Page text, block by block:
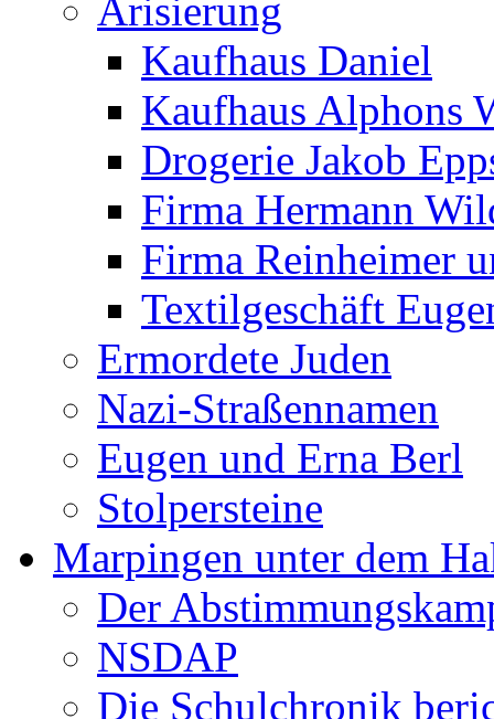
Arisierung
Kaufhaus Daniel
Kaufhaus Alphons
Drogerie Jakob
Firma Hermann
Firma Reinheimer
Textilgeschäft
Ermordete Juden
Nazi-Straßennamen
Eugen und Erna Berl
Stolpersteine
Marpingen unter dem
Der
NSDAP
Die Schulchronik